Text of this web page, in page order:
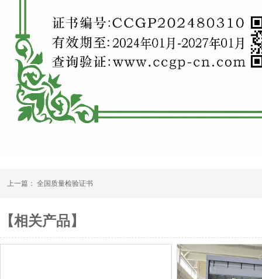
上一篇： 全国质量检验证书
【相关产品】